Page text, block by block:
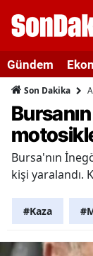
Gündem
Son Dakika
Bursa'nın
kişi yaralandı.
#Kaza